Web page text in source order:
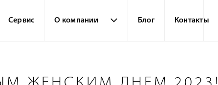
Сервис О компании Блог Контакты